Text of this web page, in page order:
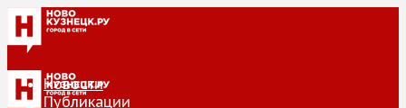
Новости
Публикации